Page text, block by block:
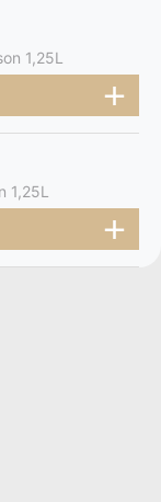
1,25L
1,25L